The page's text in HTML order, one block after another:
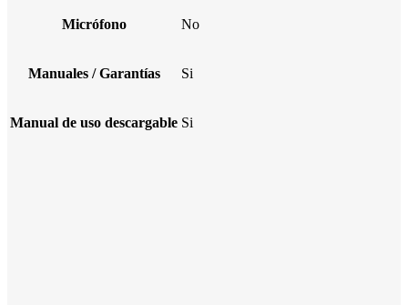
Micrófono No
Manuales / Garantías Si
Manual de uso descargable Si